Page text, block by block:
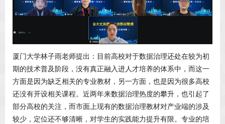
厦门大学林子雨老师提出：目前高校对于数据治理还处在较为初
期的技术普及阶段，没有真正融入进人才培养的体系中，而这一
方面是因为缺乏相关的专业教材，另一方面，也是因为很多高校
还没有开设相关课程。近两年来数据治理热度的攀升，也引起了
部分高校的关注，而市面上现有的数据治理教材对产业端的涉及
较少，定位还不够清晰，对学生的实践能力提升有限。专业的培